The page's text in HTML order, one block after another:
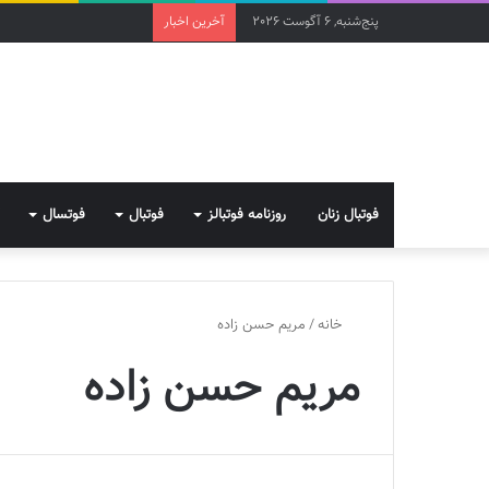
پنج‌شنبه, 6 آگوست 2026 آخرین اخبار
فوتبال زنان روزنامه فوتبالز فوتبال فوتسال
خانه/ مریم حسن زاده
مریم حسن زاده